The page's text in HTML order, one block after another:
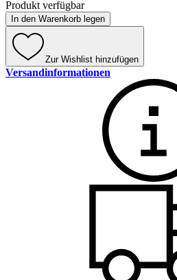
Produkt verfügbar
In den Warenkorb legen
Zur Wishlist hinzufügen
Versandinformationen